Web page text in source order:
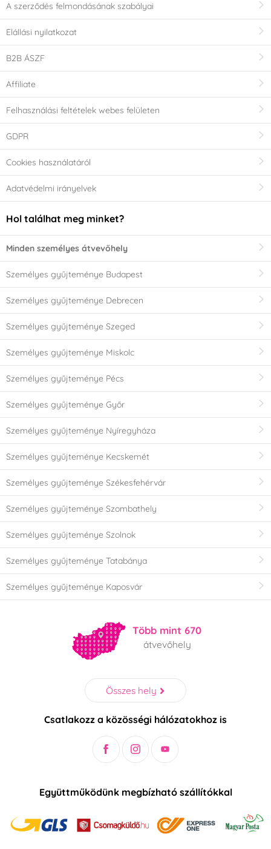
A szerződés felmondásának szabályai
Elállási nyilatkozat
B2B ÁSZF
Affiliate
Felhasználási feltételek webes felületen
GDPR
Cookies használatáról
Adatvédelmi irányelvek
Hol találhat meg minket?
Minden személyes átvevőhely
Személyes gyűjteménye Budapest
Személyes gyűjteménye Debrecen
Személyes gyűjteménye Szeged
Személyes gyűjteménye Miskolc
Személyes gyűjteménye Pécs
Személyes gyűjteménye Győr
Személyes gyűjteménye Nyíregyháza
Személyes gyűjteménye Kecskemét
Személyes gyűjteménye Székesfehérvár
Személyes gyűjteménye Szombathely
Személyes gyűjteménye Szolnok
Személyes gyűjteménye Tatabánya
Személyes gyűjteménye Kaposvár
Több mint 670
átvevőhely
Összes hely
Csatlakozz a közösségi hálózatokhoz is
Együttműködünk megbízható szállítókkal